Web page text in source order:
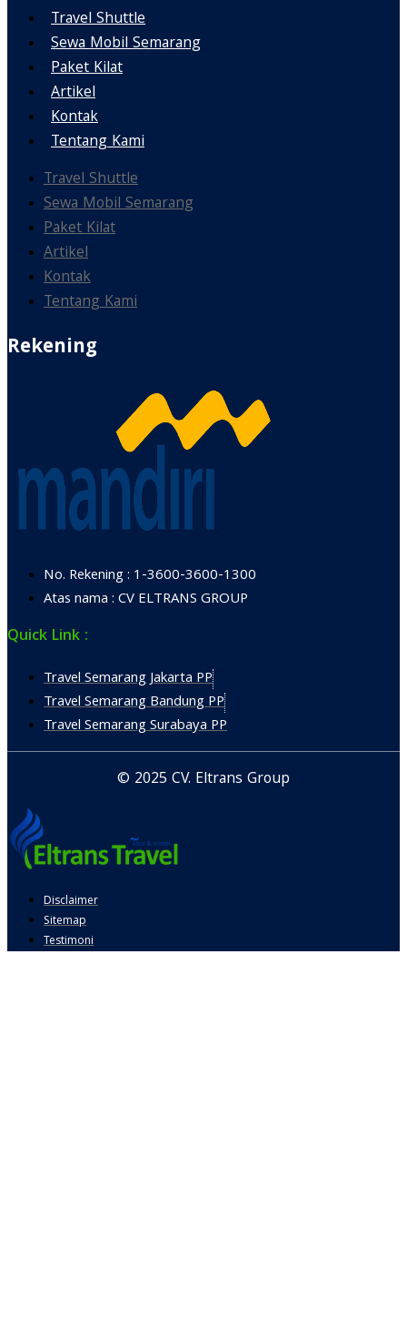
Travel Shuttle
Sewa Mobil Semarang
Paket Kilat
Artikel
Kontak
Tentang Kami
Travel Shuttle
Sewa Mobil Semarang
Paket Kilat
Artikel
Kontak
Tentang Kami
Rekening
No. Rekening : 1-3600-3600-1300
Atas nama : CV ELTRANS GROUP
Quick Link :
Travel Semarang Jakarta PP
Travel Semarang Bandung PP
Travel Semarang Surabaya PP
© 2025 CV. Eltrans Group
Disclaimer
Sitemap
Testimoni